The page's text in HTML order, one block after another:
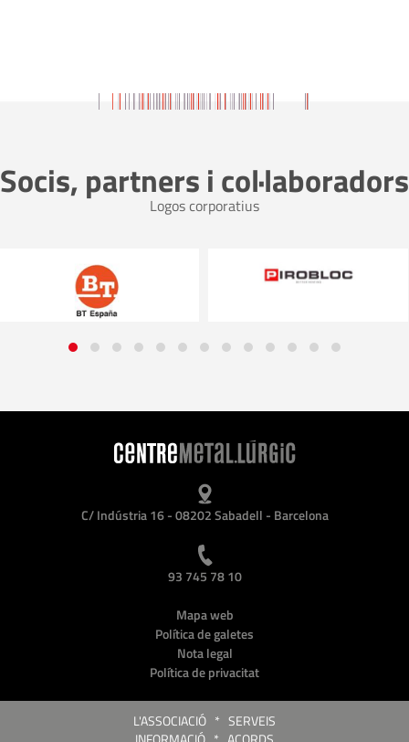
Socis, partners i col·laboradors
Logos corporatius
C/ Indústria 16 - 08202 Sabadell - Barcelona
93 745 78 10
Mapa web
Política de galetes
Nota legal
Política de privacitat
L'ASSOCIACIÓ * SERVEIS